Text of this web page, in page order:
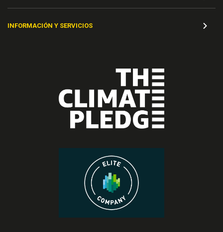
INFORMACIÓN Y SERVICIOS